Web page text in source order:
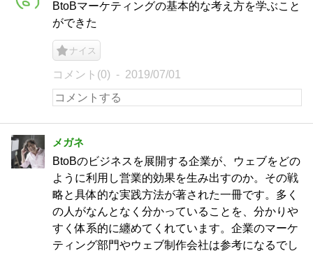
BtoBマーケティングの基本的な考え方を学ぶこと
ができた
ナイス
コメント(0) 2019/07/01
メガネ
BtoBのビジネスを展開する企業が、ウェブをどの
ように利用し営業的効果を生み出すのか。その戦
略と具体的な実践方法が著された一冊です。多く
の人がなんとなく分かっていることを、分かりや
すく体系的に纏めてくれています。企業のマーケ
ティング部門やウェブ制作会社は参考になるでし